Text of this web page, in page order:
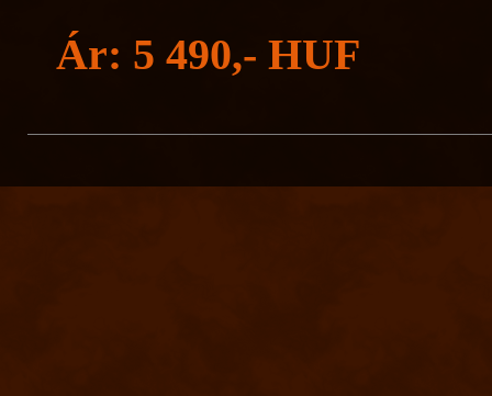
Ár: 5 490,- HUF